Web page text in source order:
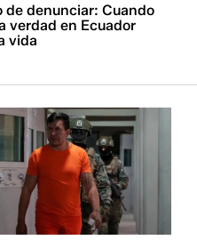
de denunciar: Cuando
verdad en Ecuador
vida